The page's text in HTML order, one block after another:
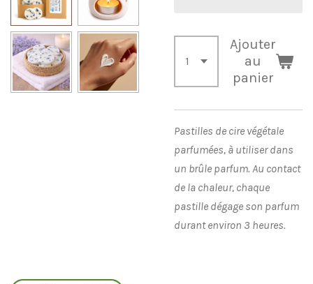
Ajouter
au
panier
Pastilles de cire végétale
parfumées, à utiliser dans
un brûle parfum. Au contact
de la chaleur, chaque
pastille dégage son parfum
durant environ 3 heures.